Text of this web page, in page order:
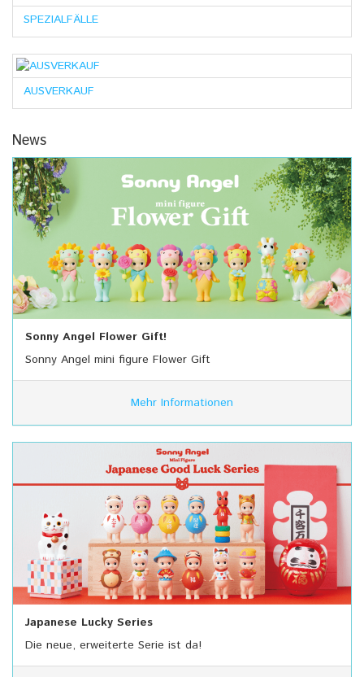
SPEZIALFÄLLE
AUSVERKAUF
News
Sonny Angel Flower Gift!
Sonny Angel mini figure Flower Gift
Mehr Informationen
Japanese Lucky Series
Die neue, erweiterte Serie ist da!